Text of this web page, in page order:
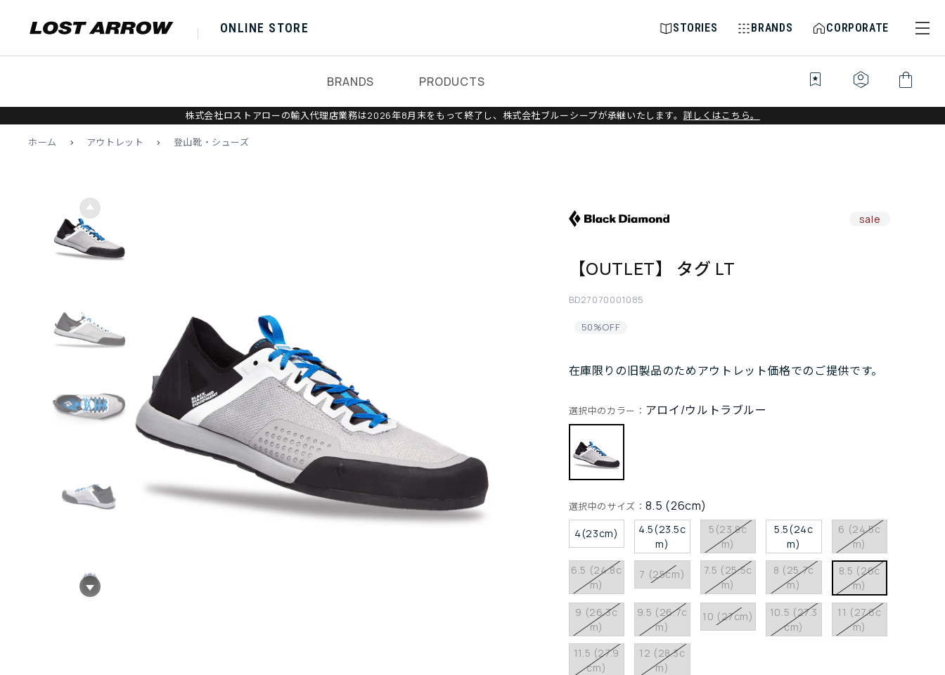
ONLINE STORE STORIES BRANDS CORPORATE
BRANDS PRODUCTS bookmark_star identity_platform shopping_bag
株式会社ロストアローの輸入代理店業務は2026年8月末をもって終了し、株式会社ブルーシープが承継いたします。 詳しくはこちら。
ホーム > アウトレット > 登山靴・シューズ
sale
【OUTLET】 タグ LT
BD27070001085
50%OFF
在庫限りの旧製品のためアウトレット価格でのご提供です。
選択中のカラー： アロイ/ウルトラブルー
選択中のサイズ： 8.5 (26cm)
4(23cm)
4.5(23.5c
m)
5(23.8c
m)
5.5(24c
m)
6 (24.5c
m)
6.5 (24.8c
m)
7 (25cm)
7.5 (25.5c
m)
8 (25.7c
m)
8.5 (26c
m)
9 (26.3c
m)
9.5 (26.7c
m)
10 (27cm)
10.5 (27.3
cm)
11 (27.6c
m)
11.5 (27.9
cm)
12 (28.3c
m)